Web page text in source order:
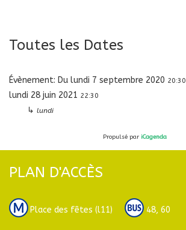
Toutes les Dates
Évènement: Du lundi 7 septembre 2020 20:30
lundi 28 juin 2021 22:30
↳ lundi
Propulsé par iCagenda
PLAN D'ACCÈS
Place des fêtes (l11) 48, 60